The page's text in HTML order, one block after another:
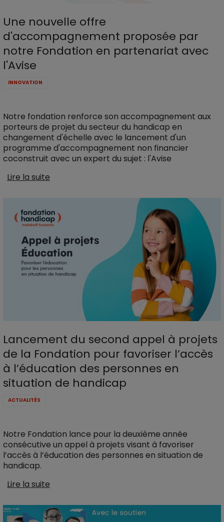
Une nouvelle offre
d'accompagnement proposée par
notre Fondation en partenariat avec
l'Avise
INNOVATION
Notre fondation renforce son accompagnement aux
porteurs de projet du secteur du handicap en
changement d'échelle avec le lancement d'un
programme d'accompagnement non financier
coconstruit avec un expert du sujet : l'Avise
Lire la suite
Lancement du second appel à projets
de la Fondation pour favoriser l’accès
à l’éducation des personnes en
situation de handicap
ACTUALITÉS
Notre Fondation lance pour la deuxième année
consécutive un appel à projets visant à favoriser
l’accès à l’éducation des personnes en situation de
handicap.
Lire la suite